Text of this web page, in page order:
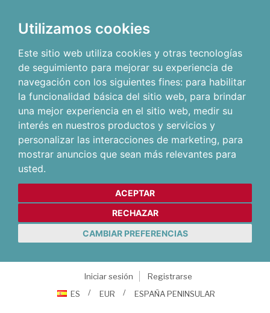
Utilizamos cookies
Este sitio web utiliza cookies y otras tecnologías
de seguimiento para mejorar su experiencia de
navegación con los siguientes fines: para habilitar
la funcionalidad básica del sitio web, para brindar
una mejor experiencia en el sitio web, medir su
interés en nuestros productos y servicios y
personalizar las interacciones de marketing, para
mostrar anuncios que sean más relevantes para
usted.
ACEPTAR
RECHAZAR
CAMBIAR PREFERENCIAS
Iniciar sesión
Registrarse
ES
EUR ESPAÑA PENINSULAR